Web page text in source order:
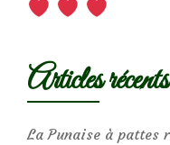
Articles récents
La Punaise à pattes